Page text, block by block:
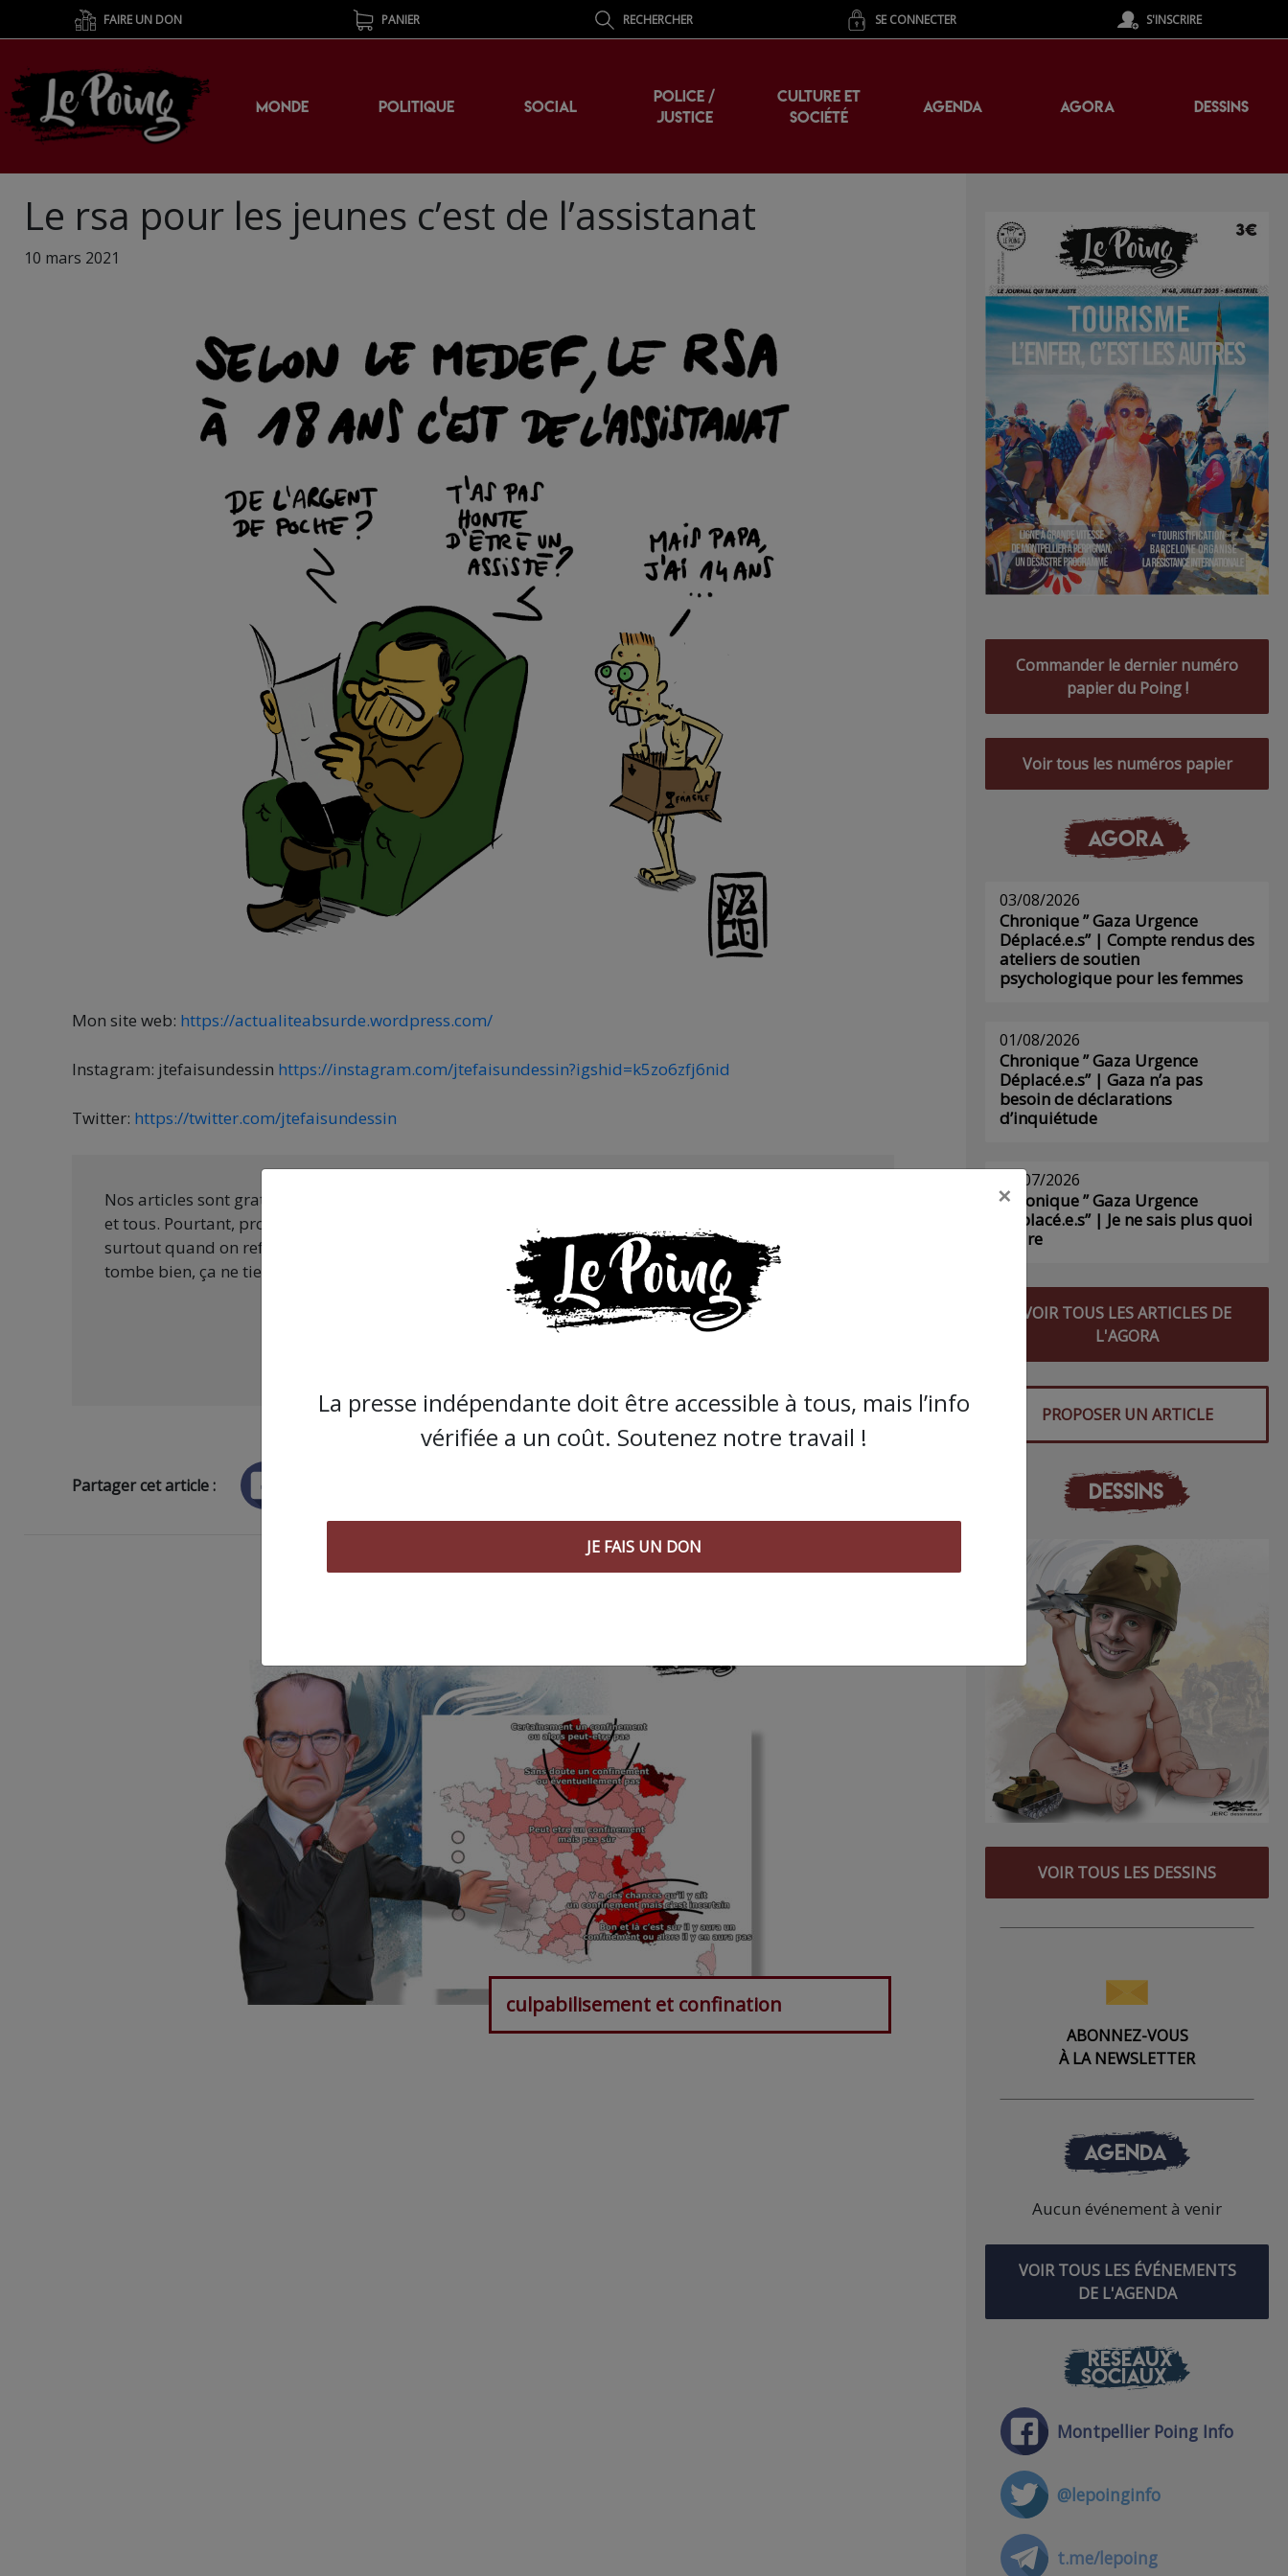
FAIRE UN DON PANIER RECHERCHER SE CONNECTER S'INSCRIRE
MONDE POLITIQUE SOCIAL
POLICE /
JUSTICE
CULTURE ET
SOCIÉTÉ
AGENDA AGORA DESSINS
Le rsa pour les jeunes c’est de l’assistanat
10 mars 2021
Mon site web: https://actualiteabsurde.wordpress.com/
Instagram: jtefaisundessin https://instagram.com/jtefaisundessin?igshid=k5zo6zfj6nid
Twitter: https://twitter.com/jtefaisundessin
Nos articles sont gratuits car nous pensons que la presse indépendante doit être accessible à toutes
et tous. Pourtant, produire une information engagée et de qualité nécessite du temps et de l’argent,
surtout quand on refuse d’être aux ordres de Bolloré et de ses amis… Pourvu que ça dure ! Ça
tombe bien, ça ne tient qu’à vous :
Partager cet article :
culpabilisement et confination
Commander le dernier numéro
papier du Poing !
Voir tous les numéros papier
AGORA
03/08/2026
Chronique ” Gaza Urgence
Déplacé.e.s” | Compte rendus des
ateliers de soutien
psychologique pour les femmes
01/08/2026
Chronique ” Gaza Urgence
Déplacé.e.s” | Gaza n’a pas
besoin de déclarations
d’inquiétude
29/07/2026
Chronique ” Gaza Urgence
Déplacé.e.s” | Je ne sais plus quoi
écrire
VOIR TOUS LES ARTICLES DE
L'AGORA
PROPOSER UN ARTICLE
DESSINS
VOIR TOUS LES DESSINS
ABONNEZ-VOUS
À LA NEWSLETTER
AGENDA
Aucun événement à venir
VOIR TOUS LES ÉVÉNEMENTS
DE L'AGENDA
RÉSEAUX
SOCIAUX
Montpellier Poing Info
@lepoinginfo
t.me/lepoing
×
La presse indépendante doit être accessible à tous, mais l’info
vérifiée a un coût. Soutenez notre travail !
JE FAIS UN DON